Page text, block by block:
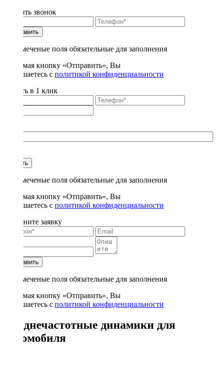
Заказать звонок
Отправить
* - отмеченые поля обязательные для заполнения
Нажимая кнопку «Отправить», Вы
соглашаетесь с политикой конфиденциальности
Купить в 1 клик
Купить
* - отмеченые поля обязательные для заполнения
Нажимая кнопку «Отправить», Вы
соглашаетесь с политикой конфиденциальности
Заполните заявку
Отправить
* - отмеченые поля обязательные для заполнения
Нажимая кнопку «Отправить», Вы
соглашаетесь с политикой конфиденциальности
Среднечастотные динамики для
автомобиля